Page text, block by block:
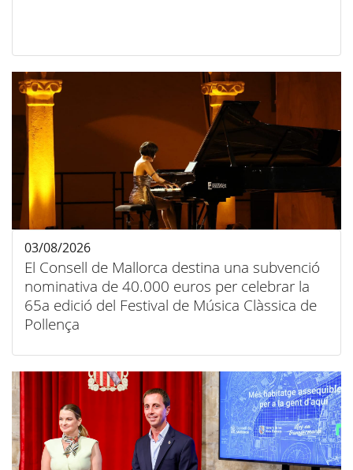
El Consell de Mallorca destina una subvenció
nominativa de 40.000 euros per celebrar la
65a edició del Festival de Música Clàssica de
Pollença
03/08/2026